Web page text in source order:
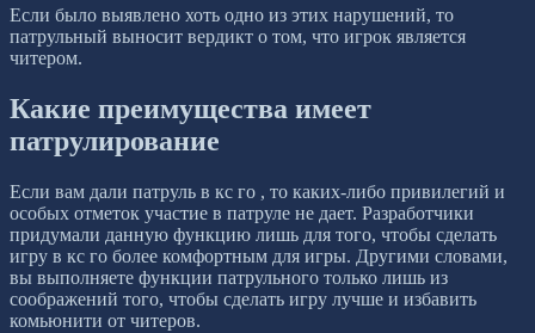
Если было выявлено хоть одно из этих нарушений, то
патрульный выносит вердикт о том, что игрок является
читером.
Какие преимущества имеет
патрулирование
Если вам дали патруль в кс го , то каких-либо привилегий и
особых отметок участие в патруле не дает. Разработчики
придумали данную функцию лишь для того, чтобы сделать
игру в кс го более комфортным для игры. Другими словами,
вы выполняете функции патрульного только лишь из
соображений того, чтобы сделать игру лучше и избавить
комьюнити от читеров.